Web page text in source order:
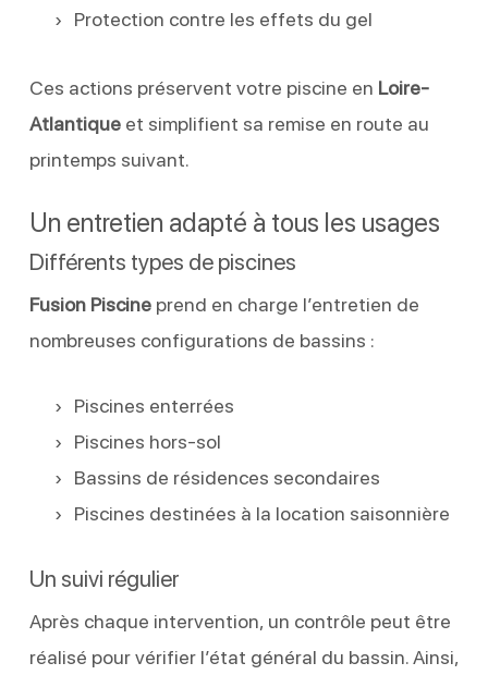
Protection contre les effets du gel
Ces actions préservent votre piscine en Loire-
Atlantiqueet simplifient sa remise en route au
printemps suivant.
Un entretien adapté à tous les usages
Différents types de piscines
Fusion Piscineprend en charge l’entretien de
nombreuses configurations de bassins :
Piscines enterrées
Piscines hors-sol
Bassins de résidences secondaires
Piscines destinées à la location saisonnière
Un suivi régulier
Après chaque intervention, un contrôle peut être
réalisé pour vérifier l’état général du bassin. Ainsi,